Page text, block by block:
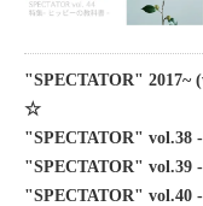
"SPECTATOR" 2017~
☆
"SPECTATOR" vol.38
"SPECTATOR" vol.39
"SPECTATOR" vol.40